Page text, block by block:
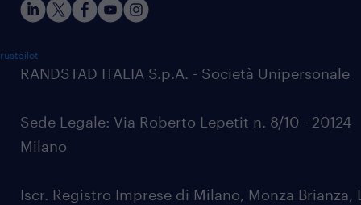
RANDSTAD ITALIA S.p.A. - Società Unipersonale
Sede Legale: Via Roberto Lepetit n. 8/10 - 20124
Milano
Iscr. Registro Imprese di Milano, Monza Brianza,